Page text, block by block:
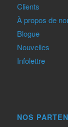
Clients
À propos de
Blogue
Nouvelles
Infolettre
NOS